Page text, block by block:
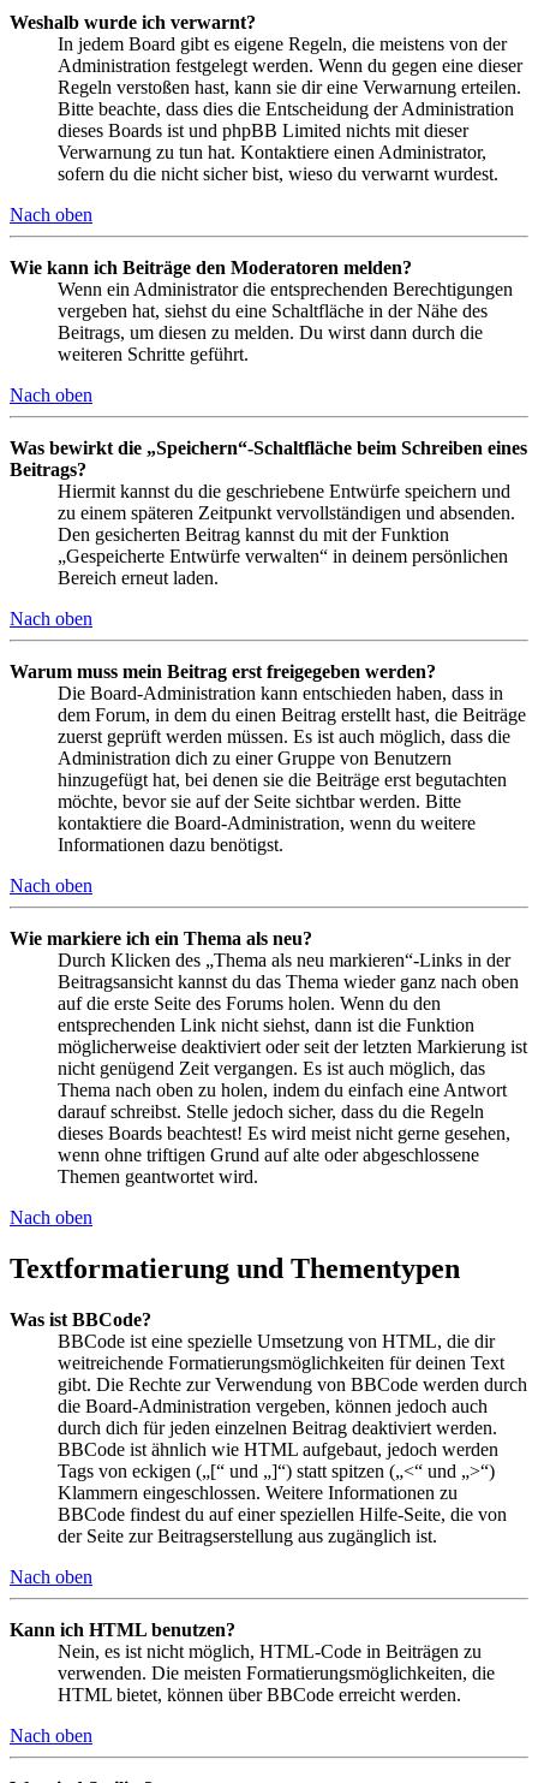
Weshalb wurde ich verwarnt?
In jedem Board gibt es eigene Regeln, die meistens von der
Administration festgelegt werden. Wenn du gegen eine dieser
Regeln verstoßen hast, kann sie dir eine Verwarnung erteilen.
Bitte beachte, dass dies die Entscheidung der Administration
dieses Boards ist und phpBB Limited nichts mit dieser
Verwarnung zu tun hat. Kontaktiere einen Administrator,
sofern du die nicht sicher bist, wieso du verwarnt wurdest.
Nach oben
Wie kann ich Beiträge den Moderatoren melden?
Wenn ein Administrator die entsprechenden Berechtigungen
vergeben hat, siehst du eine Schaltfläche in der Nähe des
Beitrags, um diesen zu melden. Du wirst dann durch die
weiteren Schritte geführt.
Nach oben
Was bewirkt die „Speichern“-Schaltfläche beim Schreiben eines
Beitrags?
Hiermit kannst du die geschriebene Entwürfe speichern und
zu einem späteren Zeitpunkt vervollständigen und absenden.
Den gesicherten Beitrag kannst du mit der Funktion
„Gespeicherte Entwürfe verwalten“ in deinem persönlichen
Bereich erneut laden.
Nach oben
Warum muss mein Beitrag erst freigegeben werden?
Die Board-Administration kann entschieden haben, dass in
dem Forum, in dem du einen Beitrag erstellt hast, die Beiträge
zuerst geprüft werden müssen. Es ist auch möglich, dass die
Administration dich zu einer Gruppe von Benutzern
hinzugefügt hat, bei denen sie die Beiträge erst begutachten
möchte, bevor sie auf der Seite sichtbar werden. Bitte
kontaktiere die Board-Administration, wenn du weitere
Informationen dazu benötigst.
Nach oben
Wie markiere ich ein Thema als neu?
Durch Klicken des „Thema als neu markieren“-Links in der
Beitragsansicht kannst du das Thema wieder ganz nach oben
auf die erste Seite des Forums holen. Wenn du den
entsprechenden Link nicht siehst, dann ist die Funktion
möglicherweise deaktiviert oder seit der letzten Markierung ist
nicht genügend Zeit vergangen. Es ist auch möglich, das
Thema nach oben zu holen, indem du einfach eine Antwort
darauf schreibst. Stelle jedoch sicher, dass du die Regeln
dieses Boards beachtest! Es wird meist nicht gerne gesehen,
wenn ohne triftigen Grund auf alte oder abgeschlossene
Themen geantwortet wird.
Nach oben
Textformatierung und Thementypen
Was ist BBCode?
BBCode ist eine spezielle Umsetzung von HTML, die dir
weitreichende Formatierungsmöglichkeiten für deinen Text
gibt. Die Rechte zur Verwendung von BBCode werden durch
die Board-Administration vergeben, können jedoch auch
durch dich für jeden einzelnen Beitrag deaktiviert werden.
BBCode ist ähnlich wie HTML aufgebaut, jedoch werden
Tags von eckigen („[“ und „]“) statt spitzen („<“ und „>“)
Klammern eingeschlossen. Weitere Informationen zu
BBCode findest du auf einer speziellen Hilfe-Seite, die von
der Seite zur Beitragserstellung aus zugänglich ist.
Nach oben
Kann ich HTML benutzen?
Nein, es ist nicht möglich, HTML-Code in Beiträgen zu
verwenden. Die meisten Formatierungsmöglichkeiten, die
HTML bietet, können über BBCode erreicht werden.
Nach oben